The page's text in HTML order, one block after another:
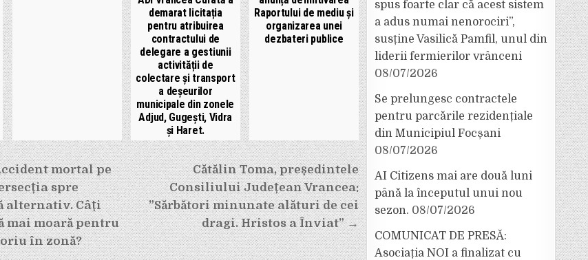
demarat licitația
pentru atribuirea
contractului de
delegare a gestiunii
activității de
colectare și transport
a deșeurilor
municipale din zonele
Adjud, Gugești, Vidra
și Haret.
Raportului de mediu și
organizarea unei
dezbateri publice
Cătălin Toma, președintele
Consiliului Județean Vrancea:
”Sărbători minunate alături de cei
dragi. Hristos a Înviat” →
mortal pe
spre
alternativ. Câți
mai moară pentru
în zonă?
spus foarte clar că acest sistem
a adus numai nenorociri”,
susține Vasilică Pamfil, unul din
liderii fermierilor vrânceni
08/07/2026
Se prelungesc contractele
pentru parcările rezidențiale
din Municipiul Focșani
08/07/2026
AI Citizens mai are două luni
până la începutul unui nou
sezon. 08/07/2026
COMUNICAT DE PRESĂ:
Asociația NOI a finalizat cu